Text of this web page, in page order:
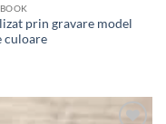
prin gravare model
culoare